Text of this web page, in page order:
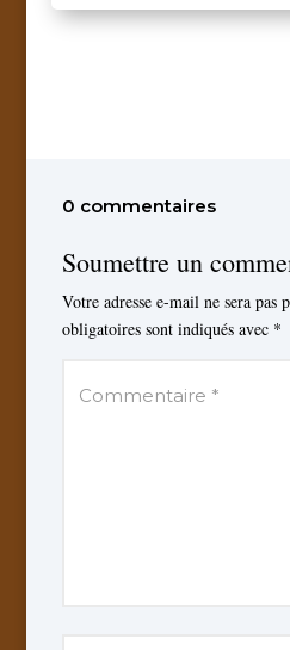
0 commentaires
Soumettre un
Votre adresse e-mail ne sera pas
obligatoires sont indiqués avec *